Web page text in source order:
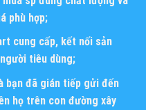
phù hợp;
cung cấp, kết nối sản
tiêu dùng;
bạn đã gián tiếp gửi đến
họ trên con đường xây